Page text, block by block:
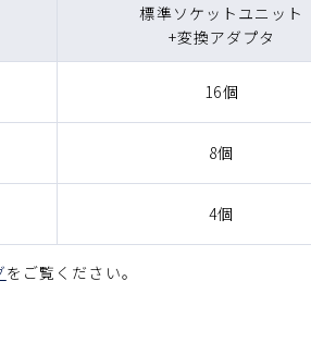
標準ソケットユニット
+変換アダプタ
16個
8個
4個
をご覧ください。